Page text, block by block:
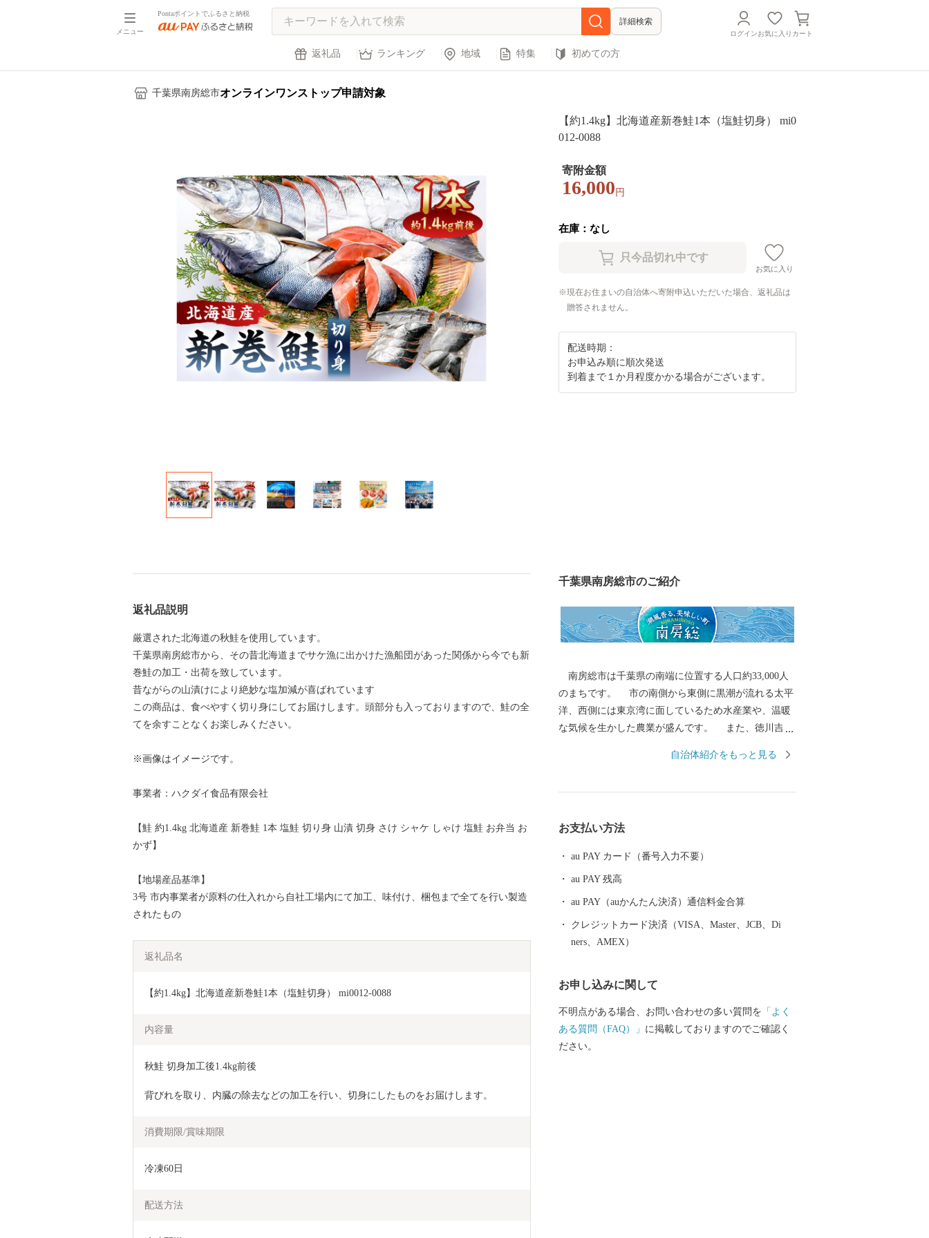
メニュー
Pontaポイントでふるさと納税
詳細検索
ログインお気に入り カート
返礼品 ランキング 地域 特集 初めての方
千葉県南房総市オンラインワンストップ申請対象
【約1.4kg】北海道産新巻鮭1本（塩鮭切身） mi0
012-0088
寄附金額
16,000 円
在庫：なし
お気に入り
現在お住まいの自治体へ寄附申込いただいた場合、返礼品は
贈答されません。
配送時期：
お申込み順に順次発送
到着まで１か月程度かかる場合がございます。
返礼品説明
厳選された北海道の秋鮭を使用しています。
千葉県南房総市から、その昔北海道までサケ漁に出かけた漁船団があった関係から今でも新
巻鮭の加工・出荷を致しています。
昔ながらの山漬けにより絶妙な塩加減が喜ばれています
この商品は、食べやすく切り身にしてお届けします。頭部分も入っておりますので、鮭の全
てを余すことなくお楽しみください。
※画像はイメージです。
事業者：ハクダイ食品有限会社
【鮭 約1.4kg 北海道産 新巻鮭 1本 塩鮭 切り身 山漬 切身 さけ シャケ しゃけ 塩鮭 お弁当 お
かず】
【地場産品基準】
3号 市内事業者が原料の仕入れから自社工場内にて加工、味付け、梱包まで全てを行い製造
されたもの
返礼品名
【約1.4kg】北海道産新巻鮭1本（塩鮭切身） mi0012-0088
内容量
秋鮭 切身加工後1.4kg前後
背びれを取り、内臓の除去などの加工を行い、切身にしたものをお届けします。
消費期限/賞味期限
冷凍60日
配送方法
千葉県南房総市のご紹介
南房総市は千葉県の南端に位置する人口約33,000人
のまちです。 市の南側から東側に黒潮が流れる太平
洋、西側には東京湾に面しているため水産業や、温暖
な気候を生かした農業が盛んです。 また、徳川吉宗
もトップクラスの水揚量を誇る伊勢えびやさざえ、あ
じですので鮮度抜群の商品をお送りできます。 豊富な
杷などもあります。 皆様からいただいたご寄附は、
子ども医療費助成や、自然環境を保護する事業などに
自治体紹介をもっと見る
お支払い方法
au PAY カード（番号入力不要）
au PAY 残高
au PAY（auかんたん決済）通信料金合算
クレジットカード決済（VISA、Master、JCB、Di
ners、AMEX）
お申し込みに関して
不明点がある場合、お問い合わせの多い質問を 「よく
ある質問（FAQ）」 に掲載しておりますのでご確認く
ださい。